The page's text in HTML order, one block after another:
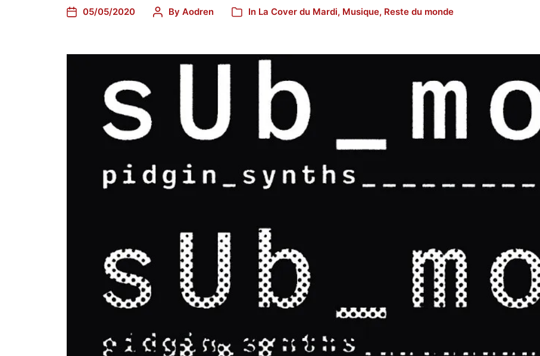
05/05/2020 By Aodren In La Cover du Mardi, Musique, Reste du monde